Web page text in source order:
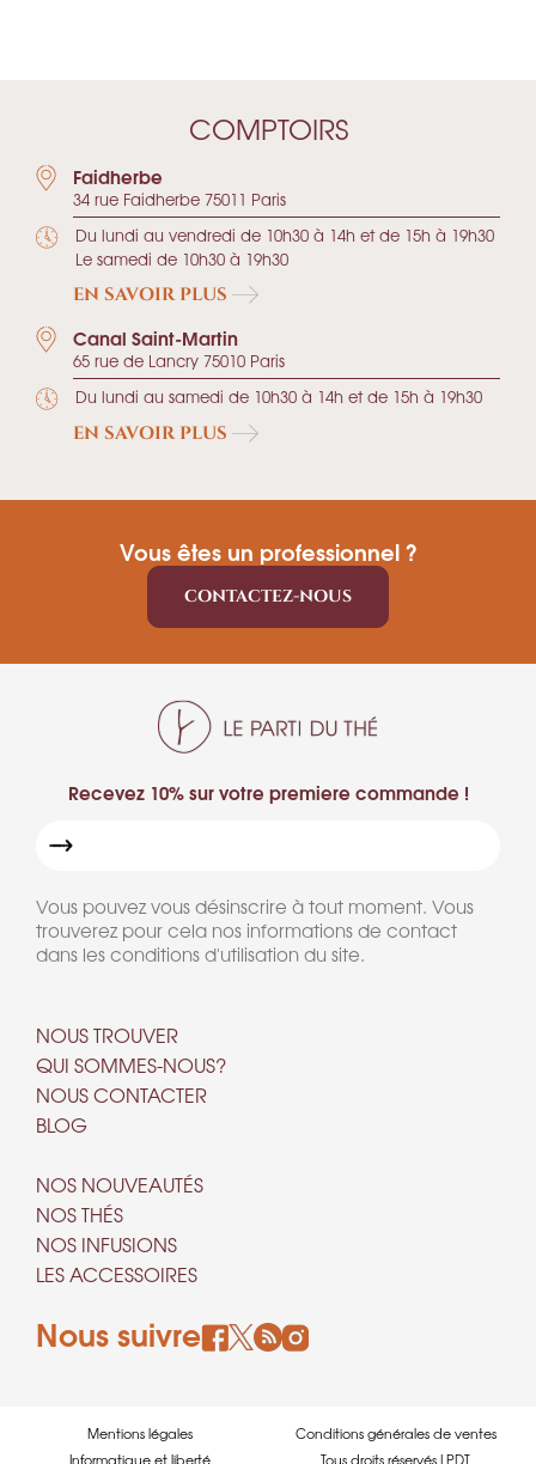
COMPTOIRS
Faidherbe
34 rue Faidherbe 75011 Paris
Du lundi au vendredi de 10h30 à 14h et de 15h à 19h30
Le samedi de 10h30 à 19h30
EN SAVOIR PLUS
Canal Saint-Martin
65 rue de Lancry 75010 Paris
Du lundi au samedi de 10h30 à 14h et de 15h à 19h30
EN SAVOIR PLUS
Vous êtes un professionnel ?
CONTACTEZ-NOUS
Recevez 10% sur votre premiere commande !
Vous pouvez vous désinscrire à tout moment. Vous
trouverez pour cela nos informations de contact
dans les conditions d'utilisation du site.
NOUS TROUVER
QUI SOMMES-NOUS?
NOUS CONTACTER
BLOG
NOS NOUVEAUTÉS
NOS THÉS
NOS INFUSIONS
LES ACCESSOIRES
Nous suivre
Mentions légales
Conditions générales de ventes
Informatique et liberté
Tous droits réservés LPDT